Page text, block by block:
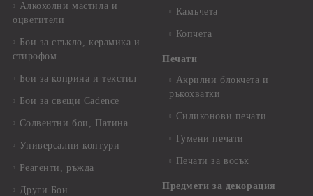
Алкохолни мастила и
оцветители
Бои за стъкло, керамика и
стирофом
Бои за коприна и текстил
Бои за свещи Cadence
Солвентни бои, Патина
Универсални контури
Реагенти, ръжда
Други Бои
Камъчета
Копчета
Печати
Акрилни блокчета и
ръкохватки
Силиконови печати
Гумени печати
Печати за восък
Предмети за декорация